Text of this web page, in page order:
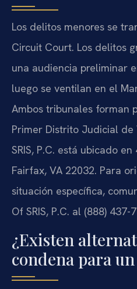
Los delitos menores se
Circuit Court. Los delitos
una audiencia preliminar
luego se ventilan en el
Ambos tribunales forman
Primer Distrito Judicial de
SRIS, P.C. está ubicado
Fairfax, VA 22032. Para
situación específica,
Of SRIS, P.C. al (888) 437-
¿Existen
condena para